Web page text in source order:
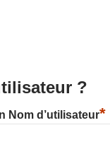
?
Nom d’utilisateur*